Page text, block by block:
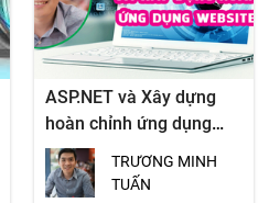
ASP.NET và Xây dựng
hoàn chỉnh ứng dụng
website động
TRƯƠNG MINH
TUẤN